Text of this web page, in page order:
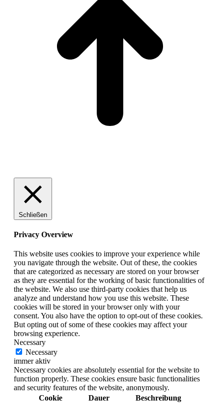
Schließen
Privacy Overview
This website uses cookies to improve your experience while
you navigate through the website. Out of these, the cookies
that are categorized as necessary are stored on your browser
as they are essential for the working of basic functionalities of
the website. We also use third-party cookies that help us
analyze and understand how you use this website. These
cookies will be stored in your browser only with your
consent. You also have the option to opt-out of these cookies.
But opting out of some of these cookies may affect your
browsing experience.
Necessary
Necessary
immer aktiv
Necessary cookies are absolutely essential for the website to
function properly. These cookies ensure basic functionalities
and security features of the website, anonymously.
Cookie
Dauer Beschreibung